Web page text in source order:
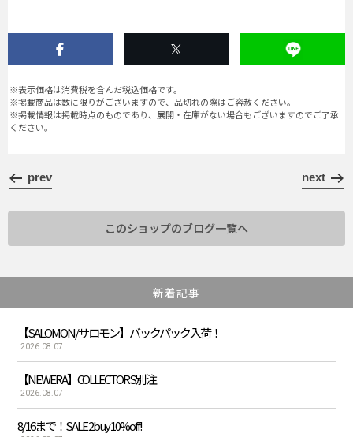
※表示価格は消費税を含んだ税込価格です。
※掲載商品は数に限りがございますので、品切れの際はご容赦ください。
※掲載情報は掲載時点のものであり、展開・在庫がない場合もございますのでご了承
ください。
prev next
このショップのブログ一覧へ
新着記事
【SALOMON/サロモン】バックパック入荷！
2026.08.07
【NEWERA】COLLECTORS別注
2026.08.07
8/16まで！SALE 2buy 10%off!